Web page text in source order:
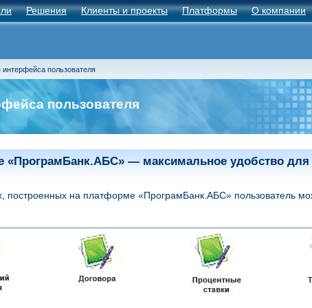
Решения Клиенты и проекты Платформы О компании
пользователя
пользователя
«ПрограмБанк.АБС» — максимальное удобство для
построенных на платформе «ПрограмБанк.АБС» пользователь